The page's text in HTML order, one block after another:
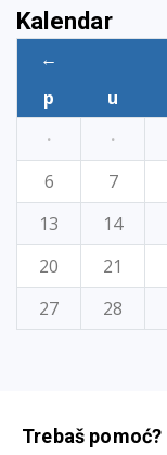
Kalendar
←
p
u
·
·
6
7
13
14
20
21
27
28
Trebaš pomoć?